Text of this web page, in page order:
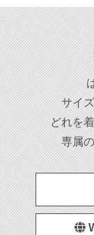
サイ
どれを
専属